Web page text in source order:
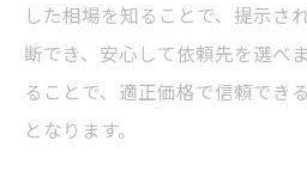
した相場を知ることで、提示さ
断でき、安心して依頼先を選べ
ることで、適正価格で信頼でき
となります。